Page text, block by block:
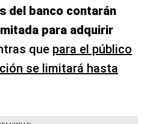
del banco contarán
para adquirir
que para el público
se limitará hasta